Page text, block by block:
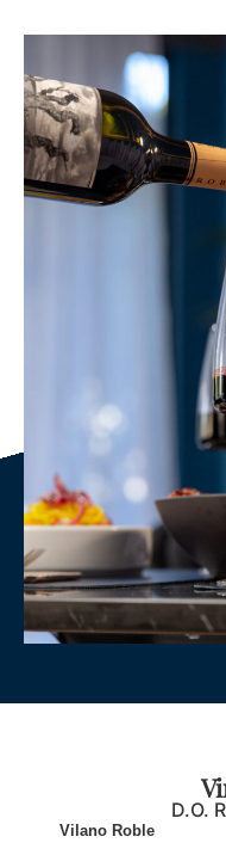
D.O.
Vilano Roble